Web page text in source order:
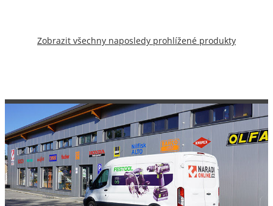
Zobrazit všechny naposledy prohlížené produkty